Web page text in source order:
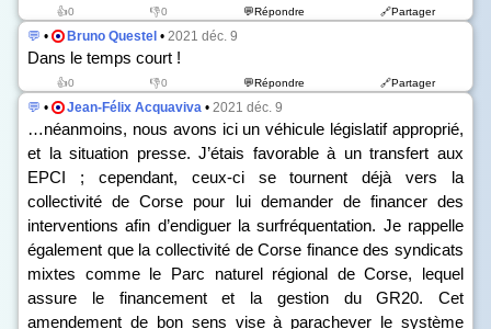
👍0 👎0 💬Répondre 🔗Partager
💬 • Bruno Questel • 2021 déc. 9
Dans le temps court !
👍0 👎0 💬Répondre 🔗Partager
💬 • Jean-Félix Acquaviva • 2021 déc. 9
…néanmoins, nous avons ici un véhicule législatif approprié,
et la situation presse. J’étais favorable à un transfert aux
EPCI ; cependant, ceux-ci se tournent déjà vers la
collectivité de Corse pour lui demander de financer des
interventions afin d’endiguer la surfréquentation. Je rappelle
également que la collectivité de Corse finance des syndicats
mixtes comme le Parc naturel régional de Corse, lequel
assure le financement et la gestion du GR20. Cet
amendement de bon sens vise à parachever le système